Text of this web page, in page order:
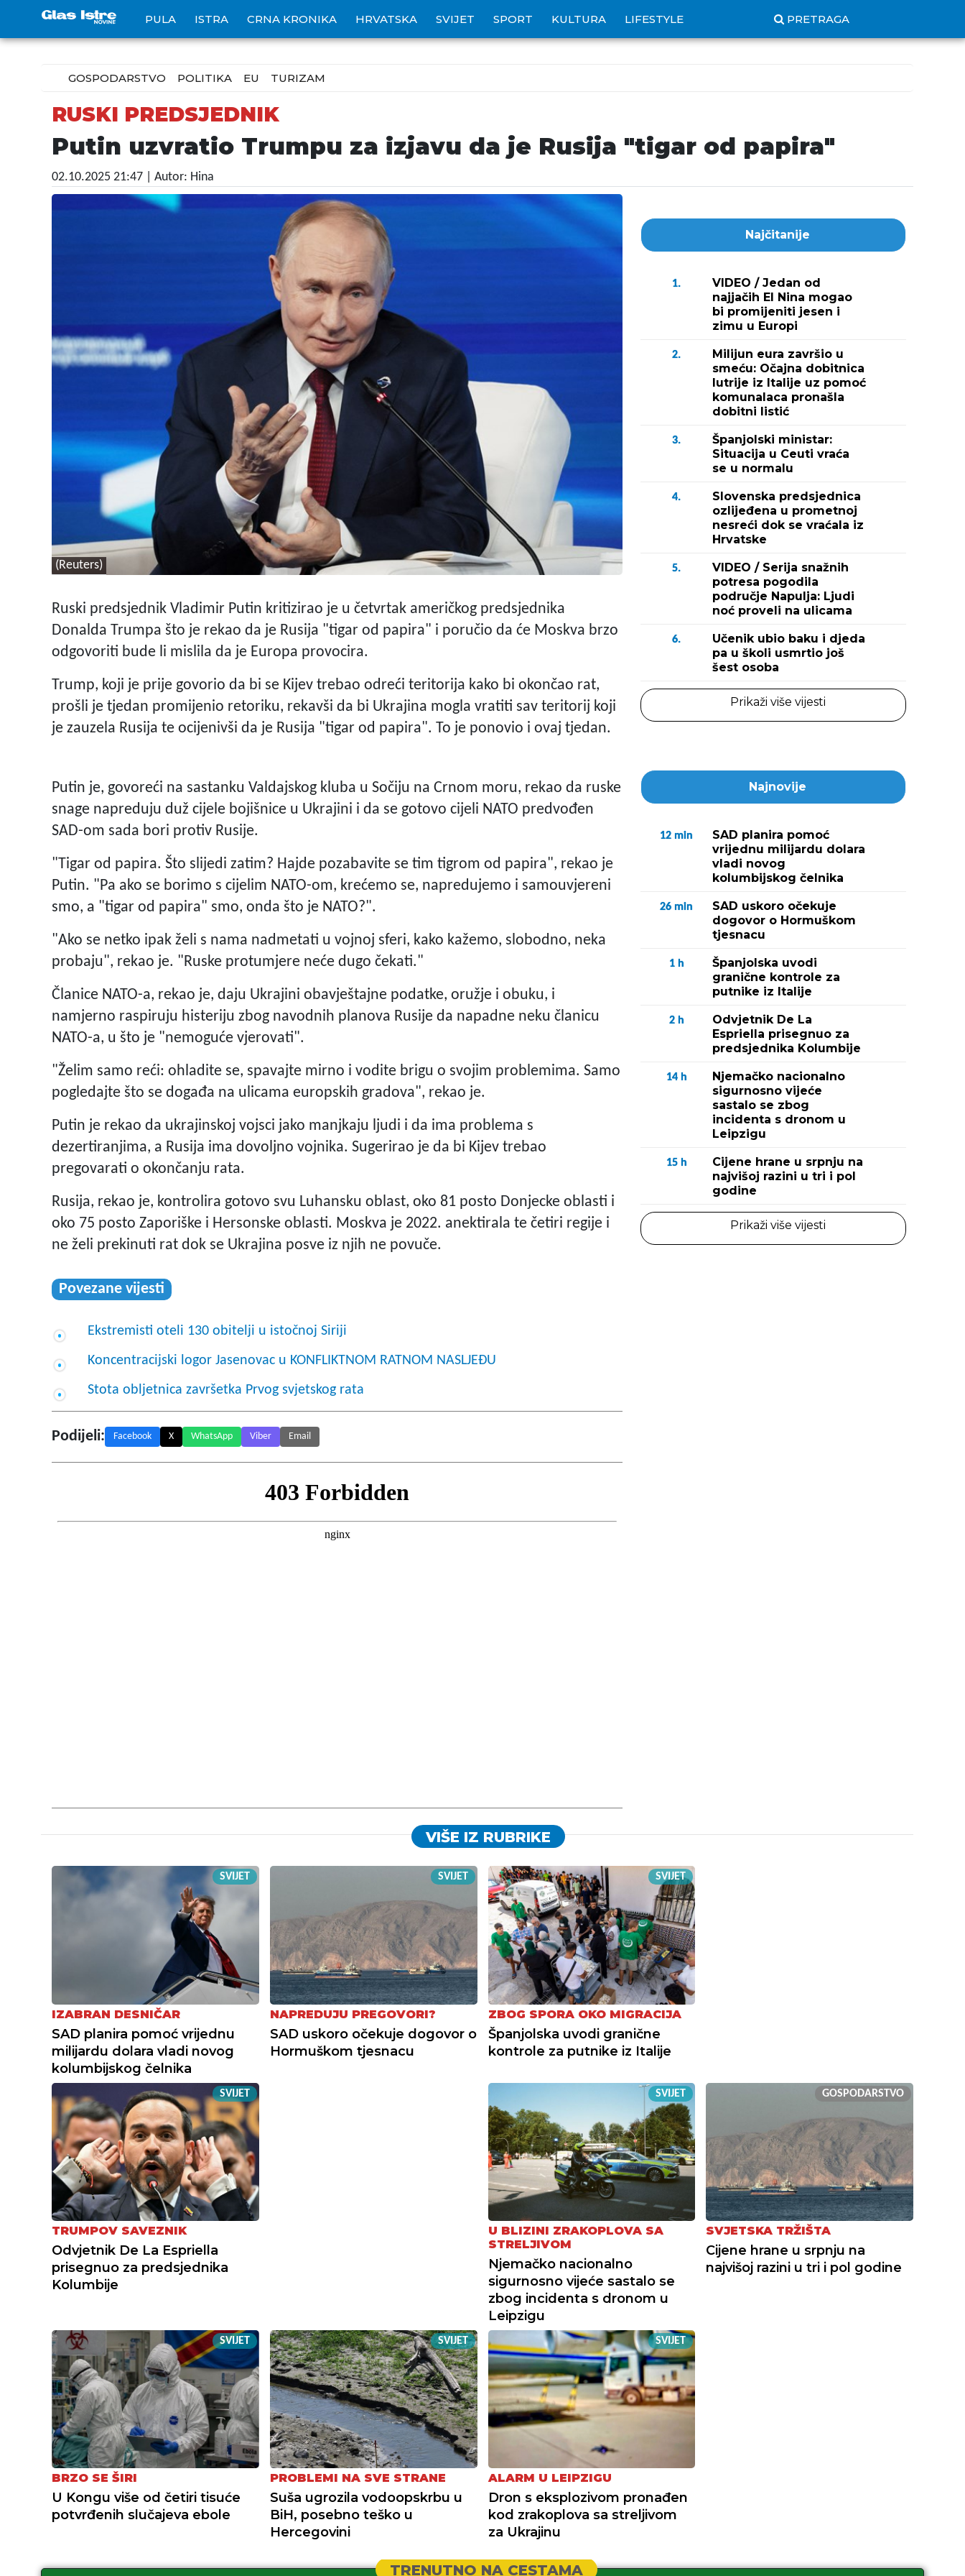
PULA ISTRA CRNA KRONIKA HRVATSKA SVIJET SPORT KULTURA LIFESTYLE PRETRAGA
GOSPODARSTVO POLITIKA EU TURIZAM
RUSKI PREDSJEDNIK
Putin uzvratio Trumpu za izjavu da je Rusija "tigar od papira"
02.10.2025 21:47 | Autor: Hina
(Reuters)
Ruski predsjednik Vladimir Putin kritizirao je u četvrtak američkog predsjednika
Donalda Trumpa što je rekao da je Rusija "tigar od papira" i poručio da će Moskva brzo
odgovoriti bude li mislila da je Europa provocira.
Trump, koji je prije govorio da bi se Kijev trebao odreći teritorija kako bi okončao rat,
prošli je tjedan promijenio retoriku, rekavši da bi Ukrajina mogla vratiti sav teritorij koji
je zauzela Rusija te ocijenivši da je Rusija "tigar od papira". To je ponovio i ovaj tjedan.
Putin je, govoreći na sastanku Valdajskog kluba u Sočiju na Crnom moru, rekao da ruske
snage napreduju duž cijele bojišnice u Ukrajini i da se gotovo cijeli NATO predvođen
SAD-om sada bori protiv Rusije.
"Tigar od papira. Što slijedi zatim? Hajde pozabavite se tim tigrom od papira", rekao je
Putin. "Pa ako se borimo s cijelim NATO-om, krećemo se, napredujemo i samouvjereni
smo, a "tigar od papira" smo, onda što je NATO?".
"Ako se netko ipak želi s nama nadmetati u vojnoj sferi, kako kažemo, slobodno, neka
probaju", rekao je. "Ruske protumjere neće dugo čekati."
Članice NATO-a, rekao je, daju Ukrajini obavještajne podatke, oružje i obuku, i
namjerno raspiruju histeriju zbog navodnih planova Rusije da napadne neku članicu
NATO-a, u što je "nemoguće vjerovati".
"Želim samo reći: ohladite se, spavajte mirno i vodite brigu o svojim problemima. Samo
pogledajte što se događa na ulicama europskih gradova", rekao je.
Putin je rekao da ukrajinskoj vojsci jako manjkaju ljudi i da ima problema s
dezertiranjima, a Rusija ima dovoljno vojnika. Sugerirao je da bi Kijev trebao
pregovarati o okončanju rata.
Rusija, rekao je, kontrolira gotovo svu Luhansku oblast, oko 81 posto Donjecke oblasti i
oko 75 posto Zaporiške i Hersonske oblasti. Moskva je 2022. anektirala te četiri regije i
ne želi prekinuti rat dok se Ukrajina posve iz njih ne povuče.
Povezane vijesti
Ekstremisti oteli 130 obitelji u istočnoj Siriji
Koncentracijski logor Jasenovac u KONFLIKTNOM RATNOM NASLJEĐU
Stota obljetnica završetka Prvog svjetskog rata
Podijeli: Facebook X WhatsApp Viber Email
Najčitanije
1.
VIDEO / Jedan od
najjačih El Nina mogao
bi promijeniti jesen i
zimu u Europi
2.
Milijun eura završio u
smeću: Očajna dobitnica
lutrije iz Italije uz pomoć
komunalaca pronašla
dobitni listić
3.
Španjolski ministar:
Situacija u Ceuti vraća
se u normalu
4.
Slovenska predsjednica
ozlijeđena u prometnoj
nesreći dok se vraćala iz
Hrvatske
5.
VIDEO / Serija snažnih
potresa pogodila
područje Napulja: Ljudi
noć proveli na ulicama
6.
Učenik ubio baku i djeda
pa u školi usmrtio još
šest osoba
Prikaži više vijesti
Najnovije
12 min
SAD planira pomoć
vrijednu milijardu dolara
vladi novog
kolumbijskog čelnika
26 min
SAD uskoro očekuje
dogovor o Hormuškom
tjesnacu
1 h
Španjolska uvodi
granične kontrole za
putnike iz Italije
2 h
Odvjetnik De La
Espriella prisegnuo za
predsjednika Kolumbije
14 h
Njemačko nacionalno
sigurnosno vijeće
sastalo se zbog
incidenta s dronom u
Leipzigu
15 h
Cijene hrane u srpnju na
najvišoj razini u tri i pol
godine
Prikaži više vijesti
VIŠE IZ RUBRIKE
SVIJET
IZABRAN DESNIČAR
SAD planira pomoć vrijednu
milijardu dolara vladi novog
kolumbijskog čelnika
SVIJET
NAPREDUJU PREGOVORI?
SAD uskoro očekuje dogovor o
Hormuškom tjesnacu
SVIJET
ZBOG SPORA OKO MIGRACIJA
Španjolska uvodi granične
kontrole za putnike iz Italije
SVIJET
TRUMPOV SAVEZNIK
Odvjetnik De La Espriella
prisegnuo za predsjednika
Kolumbije
SVIJET
U BLIZINI ZRAKOPLOVA SA
STRELJIVOM
Njemačko nacionalno
sigurnosno vijeće sastalo se
zbog incidenta s dronom u
Leipzigu
GOSPODARSTVO
SVJETSKA TRŽIŠTA
Cijene hrane u srpnju na
najvišoj razini u tri i pol godine
SVIJET
BRZO SE ŠIRI
U Kongu više od četiri tisuće
potvrđenih slučajeva ebole
SVIJET
PROBLEMI NA SVE STRANE
Suša ugrozila vodoopskrbu u
BiH, posebno teško u
Hercegovini
SVIJET
ALARM U LEIPZIGU
Dron s eksplozivom pronađen
kod zrakoplova sa streljivom
za Ukrajinu
TRENUTNO NA CESTAMA